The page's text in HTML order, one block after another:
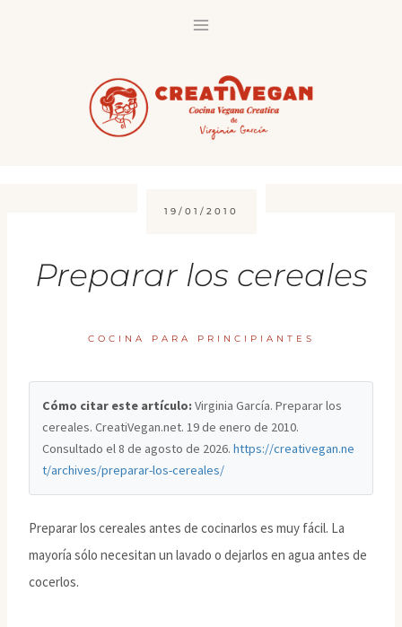
19/01/2010
Preparar los cereales
COCINA PARA PRINCIPIANTES
Cómo citar este artículo: Virginia García. Preparar los
cereales. CreatiVegan.net. 19 de enero de 2010.
Consultado el 8 de agosto de 2026.https://creativegan.ne
t/archives/preparar-los-cereales/
Preparar los cereales antes de cocinarlos es muy fácil. La
mayoría sólo necesitan un lavado o dejarlos en agua antes de
cocerlos.